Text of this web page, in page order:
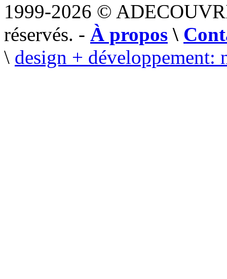
1999-2026 ©
réservés. - À propos \
\ design + développement: